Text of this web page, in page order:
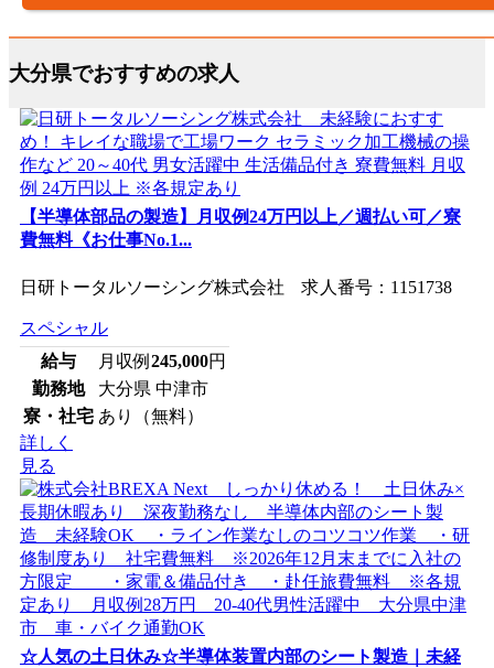
大分県でおすすめの求人
【半導体部品の製造】月収例24万円以上／週払い可／寮
費無料《お仕事No.1...
日研トータルソーシング株式会社 求人番号：1151738
スペシャル
給与
月収例 245,000円
勤務地
大分県 中津市
寮・社宅 あり（無料）
詳しく
見る
☆人気の土日休み☆半導体装置内部のシート製造｜未経